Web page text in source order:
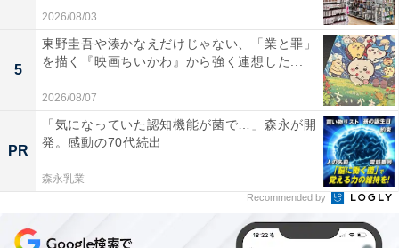
2026/08/03
5
東野圭吾や湊かなえだけじゃない、「業と罪」
を描く『映画ちいかわ』から強く連想した...
2026/08/07
PR
「気になっていた認知機能が菌で…」森永が開
発。感動の70代続出
森永乳業
Recommended by